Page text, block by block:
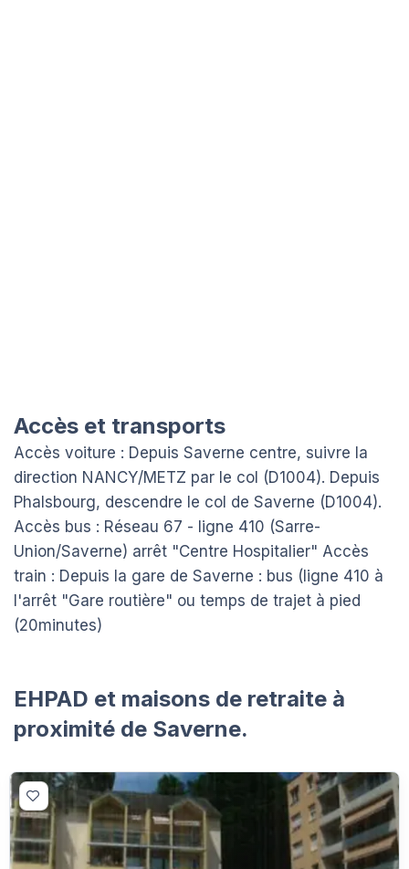
Accès et transports
Accès voiture : Depuis Saverne centre, suivre la
direction NANCY/METZ par le col (D1004). Depuis
Phalsbourg, descendre le col de Saverne (D1004).
Accès bus : Réseau 67 - ligne 410 (Sarre-
Union/Saverne) arrêt "Centre Hospitalier" Accès
train : Depuis la gare de Saverne : bus (ligne 410 à
l'arrêt "Gare routière" ou temps de trajet à pied
(20minutes)
EHPAD et maisons de retraite à
proximité de Saverne.